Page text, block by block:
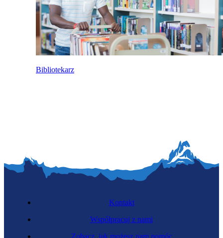
Bibliotekarz
Kontakt
Współpracuj z nami